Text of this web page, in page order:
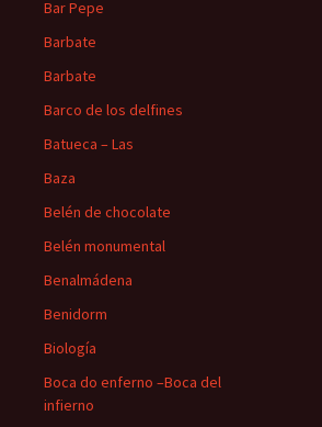
Bar Pepe
Barbate
Barbate
Barco de los delfines
Batueca – Las
Baza
Belén de chocolate
Belén monumental
Benalmádena
Benidorm
Biología
Boca do enferno –Boca del
infierno